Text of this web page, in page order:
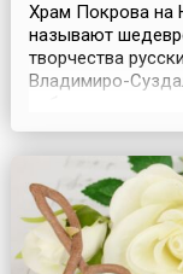
Храм Покрова на
называют
творчества
Владимиро-
впадает в
окружающим
запечатленной в